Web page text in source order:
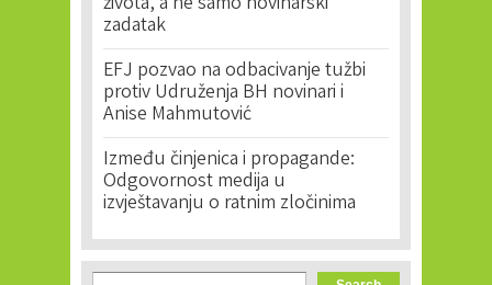
zadatak
EFJ pozvao na odbacivanje tužbi
protiv Udruženja BH novinari i
Anise Mahmutović
Između činjenica i propagande:
Odgovornost medija u
izvještavanju o ratnim zločinima